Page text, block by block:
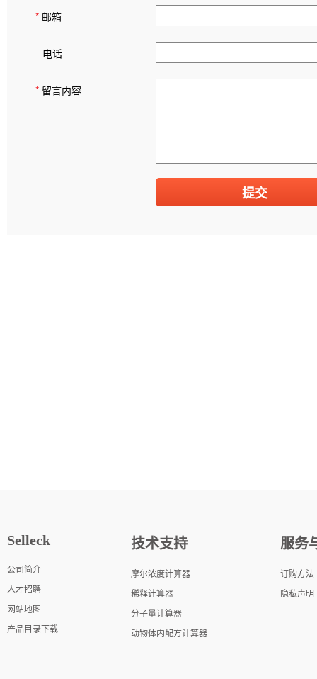
* 邮箱
电话
* 留言内容
Selleck
公司简介
人才招聘
网站地图
产品目录下载
技术支持
摩尔浓度计算器
稀释计算器
分子量计算器
动物体内配方计算器
服务
订购方法
隐私声明